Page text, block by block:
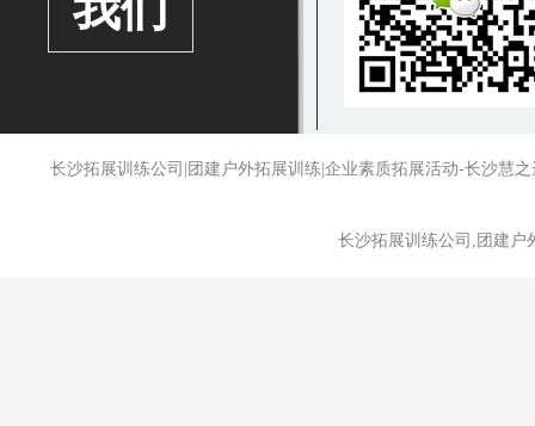
长沙拓展训练公司|团建户外拓展训练|企业素质拓展活动-长
长沙拓展训练公司,团建户